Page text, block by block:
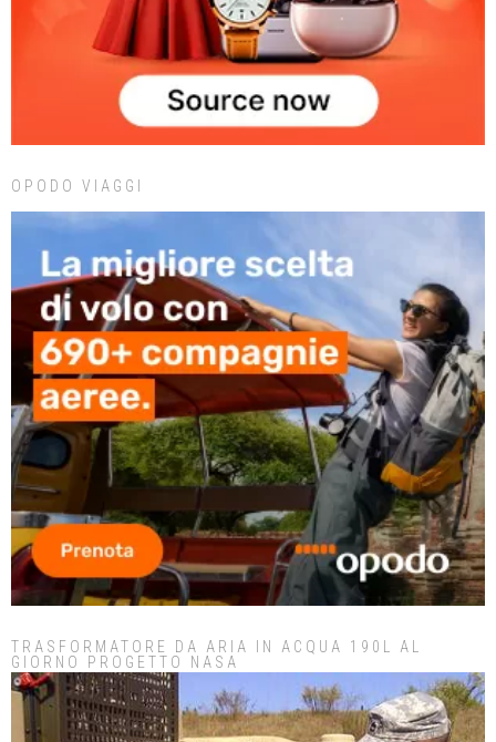
OPODO VIAGGI
TRASFORMATORE DA ARIA IN ACQUA 190L AL
GIORNO PROGETTO NASA